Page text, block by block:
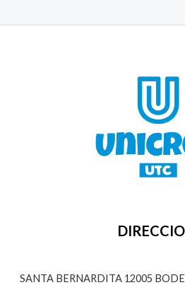
SANTA BERNARDITA 12005